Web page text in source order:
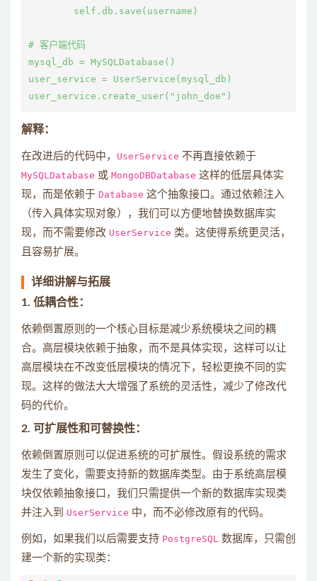
        self.db.save(username)
# 客户端代码
mysql_db = MySQLDatabase()
user_service = UserService(mysql_db)
解释：
在改进后的代码中， UserService 不再直接依赖于
MySQLDatabase 或 MongoDBDatabase 这样的低层具体实
现，而是依赖于 Database 这个抽象接口。通过依赖注入
（传入具体实现对象），我们可以方便地替换数据库实
现，而不需要修改 UserService 类。这使得系统更灵活，
且容易扩展。
详细讲解与拓展
1. 低耦合性：
依赖倒置原则的一个核心目标是减少系统模块之间的耦
合。高层模块依赖于抽象，而不是具体实现，这样可以让
高层模块在不改变低层模块的情况下，轻松更换不同的实
现。这样的做法大大增强了系统的灵活性，减少了修改代
码的代价。
2. 可扩展性和可替换性：
依赖倒置原则可以促进系统的可扩展性。假设系统的需求
发生了变化，需要支持新的数据库类型。由于系统高层模
块仅依赖抽象接口，我们只需提供一个新的数据库实现类
并注入到 UserService 中，而不必修改原有的代码。
例如，如果我们以后需要支持 PostgreSQL 数据库，只需创
建一个新的实现类：